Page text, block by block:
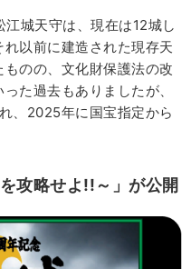
城天守は、現在は12城し
以前に建造された現存天
のの、文化財保護法の改
た過去もありましたが、
、2025年に国宝指定から
攻略せよ!!～」が公開